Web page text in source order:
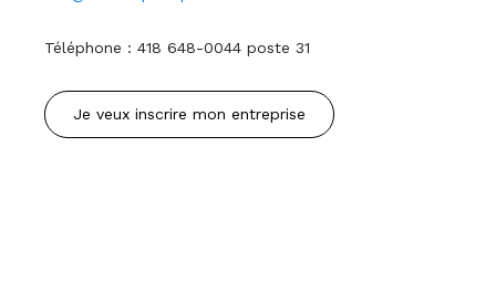
Téléphone : 418 648-0044 poste 31
Je veux inscrire mon entreprise